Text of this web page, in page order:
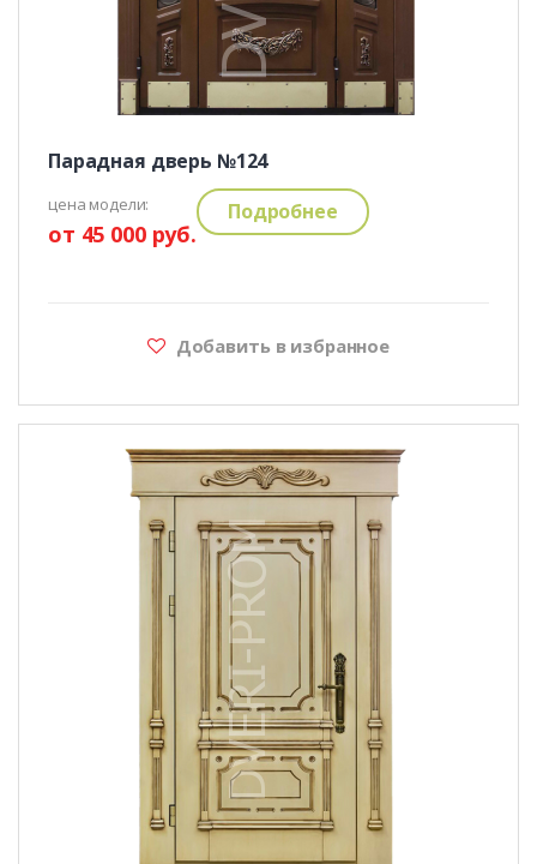
Парадная дверь №124
цена модели:
от 45 000 руб.
Подробнее
Добавить в избранное